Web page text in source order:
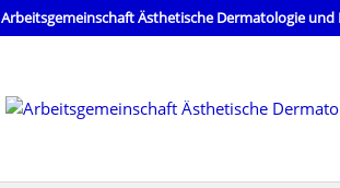
Arbeitsgemeinschaft Ästhetische Dermatologie und